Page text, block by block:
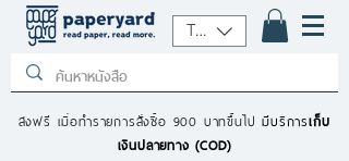
THB (฿)
ส่งฟรี เมื่อทำรายการสั่งซื้อ 900 บาทขึ้นไปมีบริการเก็บ
เงินปลายทาง (COD)